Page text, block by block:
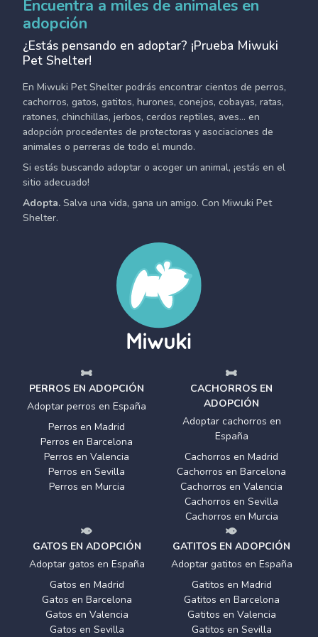
Encuentra a miles de animales en
adopción
¿Estás pensando en adoptar? ¡Prueba Miwuki
Pet Shelter!
En Miwuki Pet Shelter podrás encontrar cientos de perros,
cachorros, gatos, gatitos, hurones, conejos, cobayas, ratas,
ratones, chinchillas, jerbos, cerdos reptiles, aves... en
adopción procedentes de protectoras y asociaciones de
animales o perreras de todo el mundo.
Si estás buscando adoptar o acoger un animal, ¡estás en el
sitio adecuado!
Adopta. Salva una vida, gana un amigo. Con Miwuki Pet
Shelter.
PERROS EN ADOPCIÓN
Adoptar perros en España
Perros en Madrid
Perros en Barcelona
Perros en Valencia
Perros en Sevilla
Perros en Murcia
CACHORROS EN
ADOPCIÓN
Adoptar cachorros en
España
Cachorros en Madrid
Cachorros en Barcelona
Cachorros en Valencia
Cachorros en Sevilla
Cachorros en Murcia
GATOS EN ADOPCIÓN
Adoptar gatos en España
Gatos en Madrid
Gatos en Barcelona
Gatos en Valencia
Gatos en Sevilla
GATITOS EN ADOPCIÓN
Adoptar gatitos en España
Gatitos en Madrid
Gatitos en Barcelona
Gatitos en Valencia
Gatitos en Sevilla